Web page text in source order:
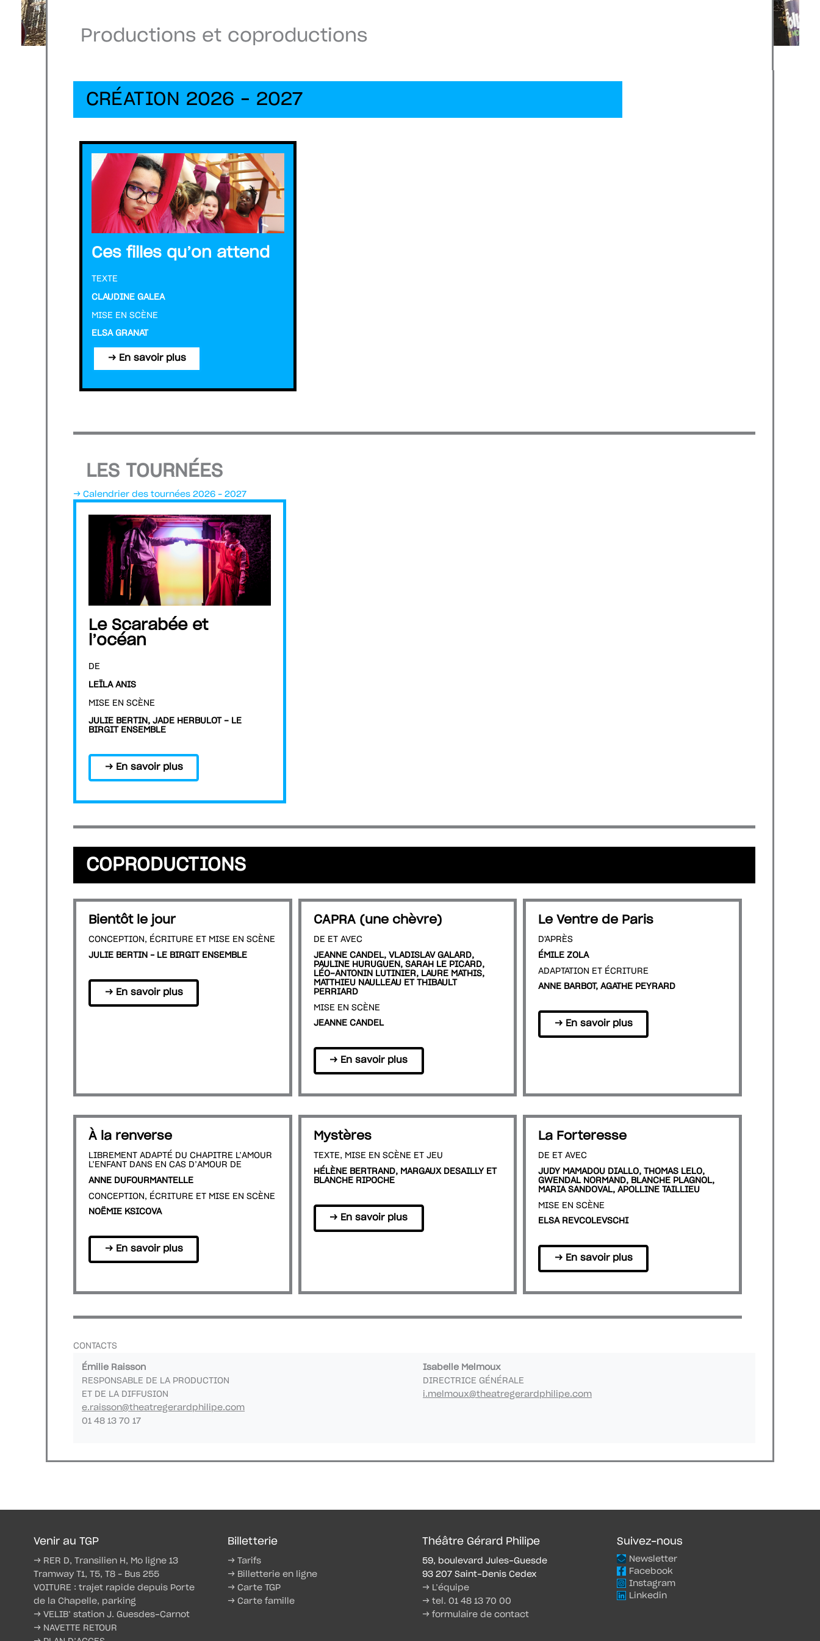
Productions et coproductions
CRÉATION 2026 – 2027
Ces filles qu’on attend
TEXTE
CLAUDINE GALEA
MISE EN SCÈNE
ELSA GRANAT
→ En savoir plus
LES TOURNÉES
→ Calendrier des tournées 2026 – 2027
Le Scarabée et
l’océan
DE
LEÏLA ANIS
MISE EN SCÈNE
JULIE BERTIN, JADE HERBULOT - LE
BIRGIT ENSEMBLE
→ En savoir plus
COPRODUCTIONS
Bientôt le jour
CONCEPTION, ÉCRITURE ET MISE EN SCÈNE
JULIE BERTIN – LE BIRGIT ENSEMBLE
→ En savoir plus
CAPRA (une chèvre)
DE ET AVEC
JEANNE CANDEL, VLADISLAV GALARD,
PAULINE HURUGUEN, SARAH LE PICARD,
LÉO-ANTONIN LUTINIER, LAURE MATHIS,
MATTHIEU NAULLEAU ET THIBAULT
PERRIARD
MISE EN SCÈNE
JEANNE CANDEL
→ En savoir plus
Le Ventre de Paris
D'APRÈS
ÉMILE ZOLA
ADAPTATION ET ÉCRITURE
ANNE BARBOT, AGATHE PEYRARD
→ En savoir plus
À la renverse
LIBREMENT ADAPTÉ DU CHAPITRE L’AMOUR
L’ENFANT DANS EN CAS D’AMOUR DE
ANNE DUFOURMANTELLE
CONCEPTION, ÉCRITURE ET MISE EN SCÈNE
NOËMIE KSICOVA
→ En savoir plus
Mystères
TEXTE, MISE EN SCÈNE ET JEU
HÉLÈNE BERTRAND, MARGAUX DESAILLY ET
BLANCHE RIPOCHE
→ En savoir plus
La Forteresse
DE ET AVEC
JUDY MAMADOU DIALLO, THOMAS LELO,
GWENDAL NORMAND, BLANCHE PLAGNOL,
MARIA SANDOVAL, APOLLINE TAILLIEU
MISE EN SCÈNE
ELSA REVCOLEVSCHI
→ En savoir plus
CONTACTS
Émilie Raisson
RESPONSABLE DE LA PRODUCTION
ET DE LA DIFFUSION
e.raisson@theatregerardphilipe.com
01 48 13 70 17
Isabelle Melmoux
DIRECTRICE GÉNÉRALE
i.melmoux@theatregerardphilipe.com
Venir au TGP
→ RER D, Transilien H, Mo ligne 13
Tramway T1, T5, T8 – Bus 255
VOITURE : trajet rapide depuis Porte
de la Chapelle, parking
→ VELIB’ station J. Guesdes-Carnot
→ NAVETTE RETOUR
Billetterie
→ Tarifs
→ Billetterie en ligne
→ Carte TGP
→ Carte famille
Théâtre Gérard Philipe
59, boulevard Jules-Guesde
93 207 Saint-Denis Cedex
→ L’équipe
→ tel. 01 48 13 70 00
→ formulaire de contact
Suivez-nous
Newsletter
Facebook
Instagram
Linkedin